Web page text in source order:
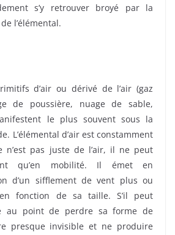
s’y retrouver broyé par la
l’élémental.
d’air ou dérivé de l’air (gaz
de poussière, nuage de sable,
le plus souvent sous la
L’élémental d’air est constamment
n’est pas juste de l’air, il ne peut
qu’en mobilité. Il émet en
d’un sifflement de vent plus ou
fonction de sa taille. S’il peut
au point de perdre sa forme de
presque invisible et ne produire